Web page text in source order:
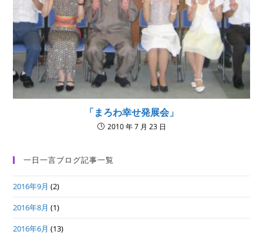
「まろわ幸せ発展会」
2010 年 7 月 23 日
一日一言ブログ記事一覧
2016年9月 (2)
2016年8月 (1)
2016年6月 (13)